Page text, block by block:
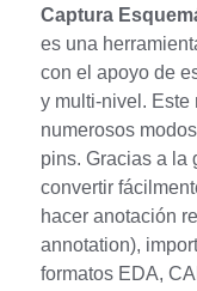
Captura
es una
con el apoyo de
y multi-nivel. Este
numerosos
pins. Gracias a la
convertir
hacer anotación
annotation),
formatos EDA,